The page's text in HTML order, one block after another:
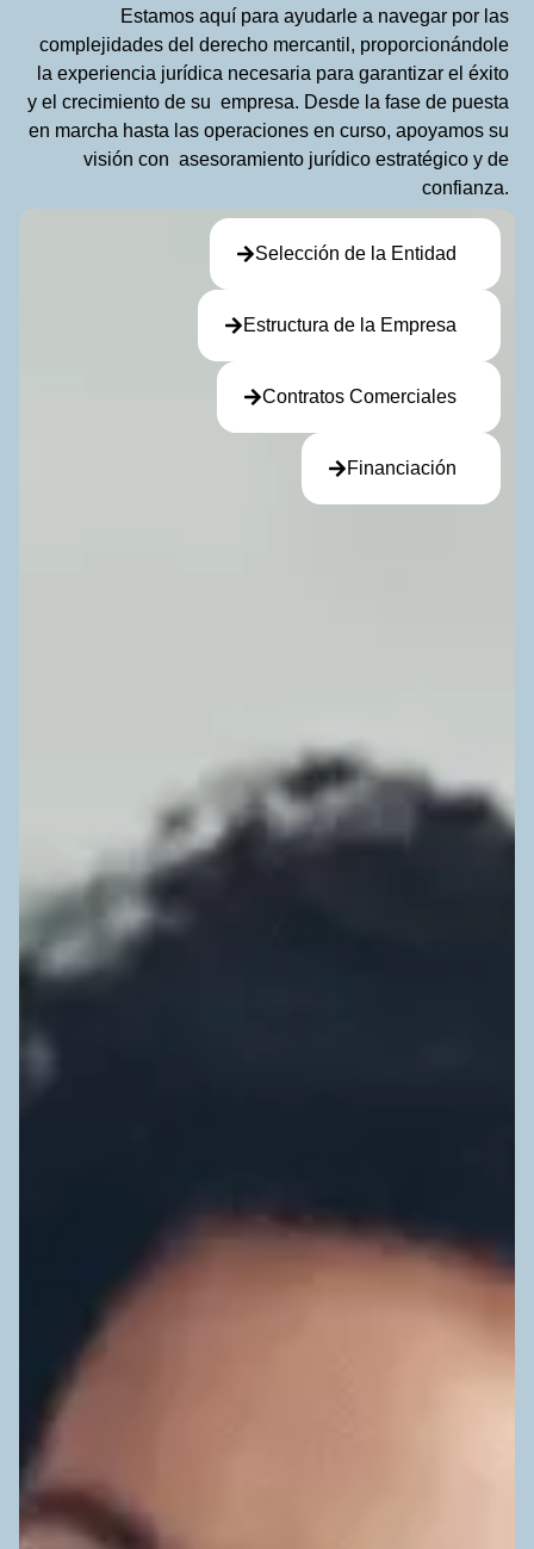
Selección de la Entidad
Estructura de la Empresa
Contratos Comerciales
Financiación
Estamos aquí para ayudarle a navegar por las
complejidades del derecho mercantil, proporcionándole
la experiencia jurídica necesaria para garantizar el éxito
y el crecimiento de su empresa. Desde la fase de puesta
en marcha hasta las operaciones en curso, apoyamos su
visión con asesoramiento jurídico estratégico y de
confianza.